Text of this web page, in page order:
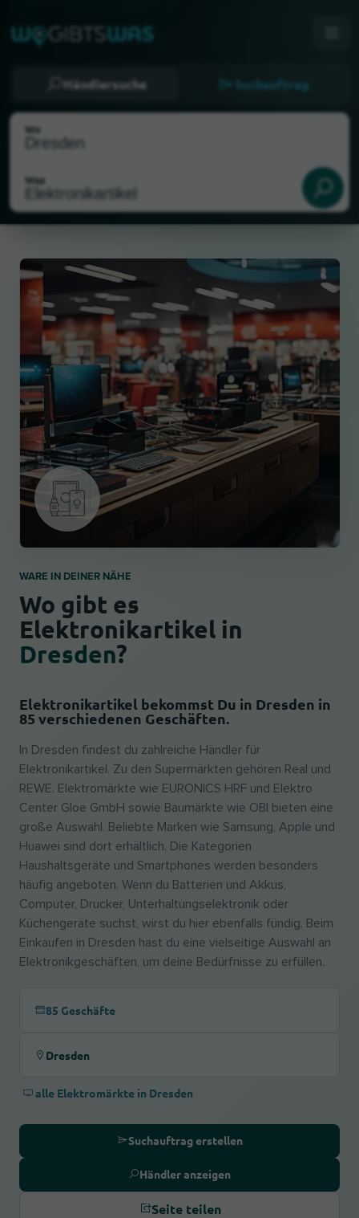
Händlersuche Suchauftrag
Wo
Was
Als meinen Standort wählen
WARE IN DEINER NÄHE
Wo gibt es
Elektronikartikel in
Dresden?
Elektronikartikel bekommst Du in Dresden in
85 verschiedenen Geschäften.
In Dresden findest du zahlreiche Händler für
Elektronikartikel. Zu den Supermärkten gehören Real und
REWE. Elektromärkte wie EURONICS HRF und Elektro
Center Gloe GmbH sowie Baumärkte wie OBI bieten eine
große Auswahl. Beliebte Marken wie Samsung, Apple und
Huawei sind dort erhältlich. Die Kategorien
Haushaltsgeräte und Smartphones werden besonders
häufig angeboten. Wenn du Batterien und Akkus,
Computer, Drucker, Unterhaltungselektronik oder
Küchengeräte suchst, wirst du hier ebenfalls fündig. Beim
Einkaufen in Dresden hast du eine vielseitige Auswahl an
Elektronikgeschäften, um deine Bedürfnisse zu erfüllen.
85 Geschäfte
Dresden
alle Elektromärkte in Dresden
Suchauftrag erstellen
Händler anzeigen
Seite teilen